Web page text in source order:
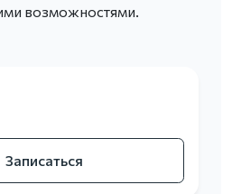
возможностями.
Записаться